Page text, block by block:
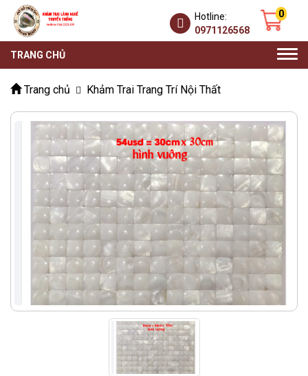
0
Hotline:
0971126568
TRANG CHỦ
Trang chủ Khảm Trai Trang Trí Nội Thất